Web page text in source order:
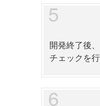
開発終了後
チェックを